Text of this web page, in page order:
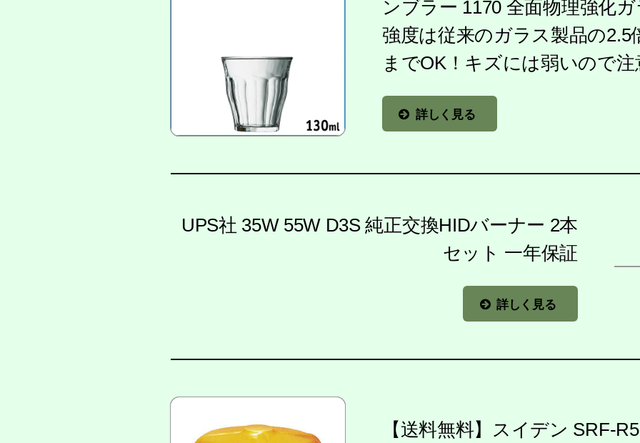
ンブラー 1170 全面物理強化
強度は従来のガラス製品の
までOK！キズには弱いので
詳しく見る
UPS社 35W 55W D3S 純正交換HIDバーナー 2本
セット 一年保証
詳しく見る
【送料無料】スイデン SRF-